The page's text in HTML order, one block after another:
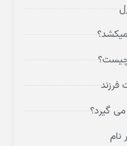
فرزند
گیرد؟
نام